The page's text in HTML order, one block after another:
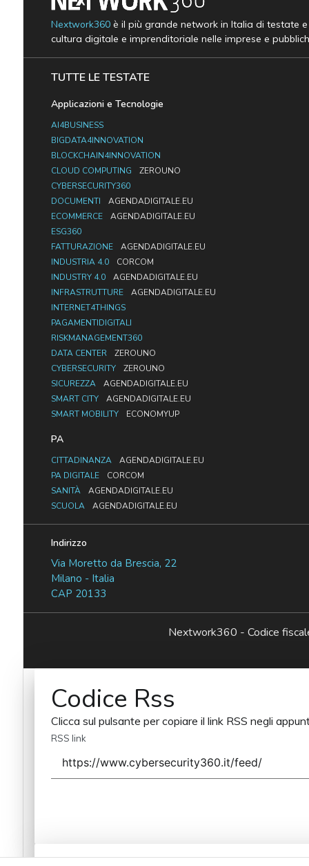
Nextwork360è il più grande network in Italia di testate
cultura digitale e imprenditoriale nelle imprese e
TUTTE LE TESTATE
Applicazioni e Tecnologie
AI4BUSINESS
BIGDATA4INNOVATION
BLOCKCHAIN4INNOVATION
CLOUD COMPUTING
ZEROUNO
CYBERSECURITY360
DOCUMENTI
AGENDADIGITALE.EU
ECOMMERCE
AGENDADIGITALE.EU
ESG360
FATTURAZIONE
AGENDADIGITALE.EU
INDUSTRIA 4.0
CORCOM
INDUSTRY 4.0
AGENDADIGITALE.EU
INFRASTRUTTURE
AGENDADIGITALE.EU
INTERNET4THINGS
PAGAMENTIDIGITALI
RISKMANAGEMENT360
DATA CENTER
ZEROUNO
CYBERSECURITY
ZEROUNO
SICUREZZA
AGENDADIGITALE.EU
SMART CITY
AGENDADIGITALE.EU
SMART MOBILITY
ECONOMYUP
PA
CITTADINANZA
AGENDADIGITALE.EU
PA DIGITALE
CORCOM
SANITÀ
AGENDADIGITALE.EU
SCUOLA
AGENDADIGITALE.EU
Indirizzo
Via Moretto da Brescia, 22
Milano - Italia
CAP 20133
Nextwork360 - Codice
Codice Rss
Clicca sul pulsante per copiare il link RSS negli
RSS link